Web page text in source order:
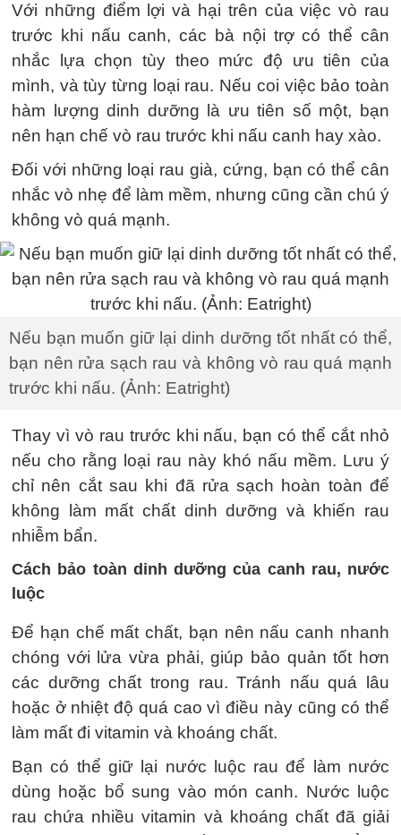
Với những điểm lợi và hại trên của việc vò rau
trước khi nấu canh, các bà nội trợ có thể cân
nhắc lựa chọn tùy theo mức độ ưu tiên của
mình, và tùy từng loại rau. Nếu coi việc bảo toàn
hàm lượng dinh dưỡng là ưu tiên số một, bạn
nên hạn chế vò rau trước khi nấu canh hay xào.
Đối với những loại rau già, cứng, bạn có thể cân
nhắc vò nhẹ để làm mềm, nhưng cũng cần chú ý
không vò quá mạnh.
Nếu bạn muốn giữ lại dinh dưỡng tốt nhất có thể,
bạn nên rửa sạch rau và không vò rau quá mạnh
trước khi nấu. (Ảnh: Eatright)
Thay vì vò rau trước khi nấu, bạn có thể cắt nhỏ
nếu cho rằng loại rau này khó nấu mềm. Lưu ý
chỉ nên cắt sau khi đã rửa sạch hoàn toàn để
không làm mất chất dinh dưỡng và khiến rau
nhiễm bẩn.
Cách bảo toàn dinh dưỡng của canh rau, nước
luộc
Để hạn chế mất chất, bạn nên nấu canh nhanh
chóng với lửa vừa phải, giúp bảo quản tốt hơn
các dưỡng chất trong rau. Tránh nấu quá lâu
hoặc ở nhiệt độ quá cao vì điều này cũng có thể
làm mất đi vitamin và khoáng chất.
Bạn có thể giữ lại nước luộc rau để làm nước
dùng hoặc bổ sung vào món canh. Nước luộc
rau chứa nhiều vitamin và khoáng chất đã giải